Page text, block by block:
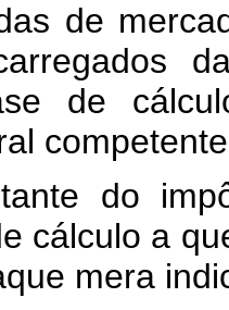
de
de
do
cálculo a
mera